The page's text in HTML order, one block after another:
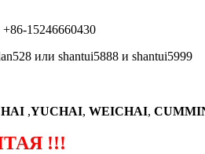
15246660430
или shantui5888 и shantui5999
,YUCHAI, WEICHAI,
!!!